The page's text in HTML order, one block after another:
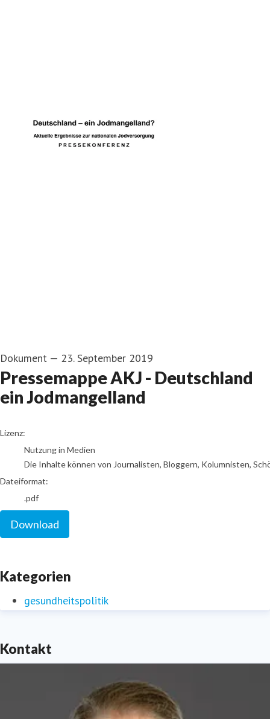
Dokument — 23. September 2019
Pressemappe AKJ - Deutschland
ein Jodmangelland
go to media item
Lizenz:
Nutzung in Medien
Die Inhalte können von Journalisten, Bloggern, Kolumnisten,
Dateiformat:
.pdf
Download
Kategorien
gesundheitspolitik
Kontakt